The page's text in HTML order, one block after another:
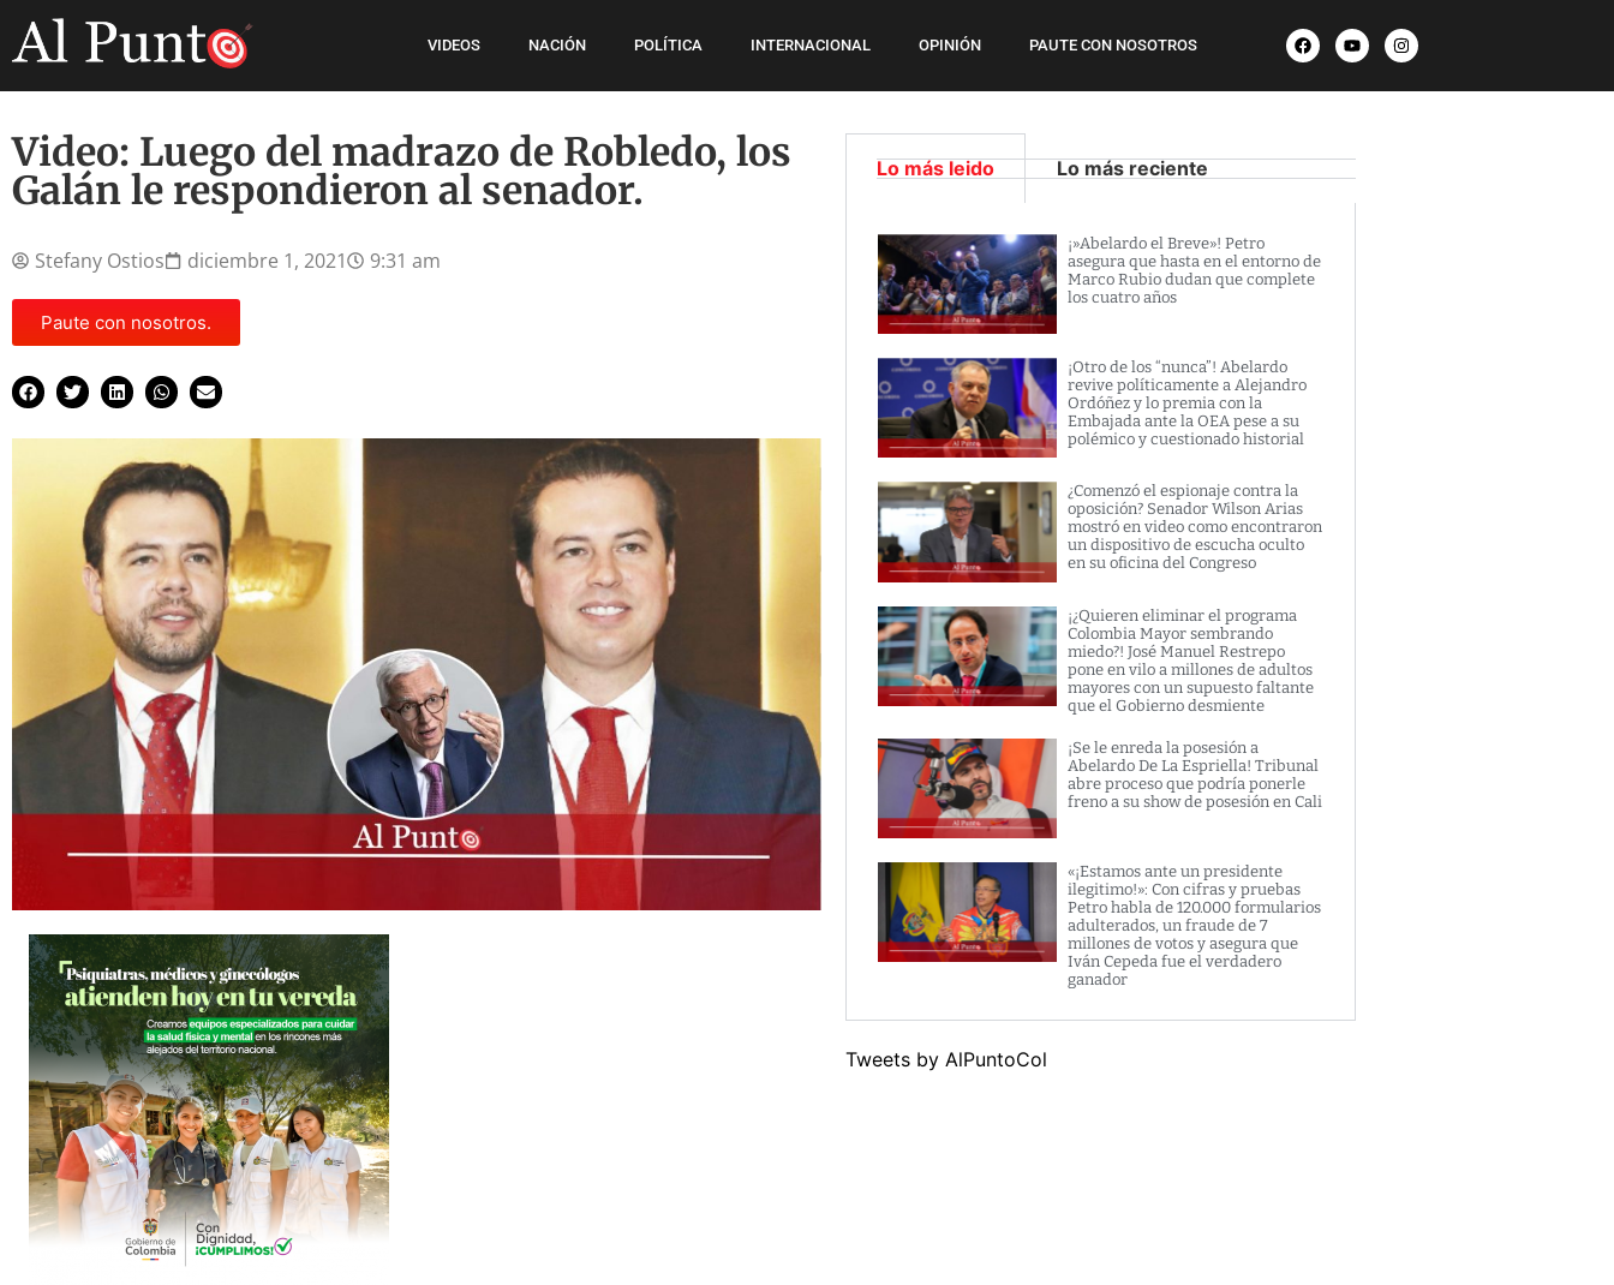
VIDEOS NACIÓN POLÍTICA INTERNACIONAL OPINIÓN PAUTE CON NOSOTROS
Video: Luego del madrazo de Robledo, los
Galán le respondieron al senador.
Stefany Ostios diciembre 1, 2021 9:31 am
Paute con nosotros.
Lo más leido Lo más reciente
¡»Abelardo el Breve»! Petro
asegura que hasta en el entorno de
Marco Rubio dudan que complete
los cuatro años
¡Otro de los “nunca”! Abelardo
revive políticamente a Alejandro
Ordóñez y lo premia con la
Embajada ante la OEA pese a su
polémico y cuestionado historial
¿Comenzó el espionaje contra la
oposición? Senador Wilson Arias
mostró en video como encontraron
un dispositivo de escucha oculto
en su oficina del Congreso
¡¿Quieren eliminar el programa
Colombia Mayor sembrando
miedo?! José Manuel Restrepo
pone en vilo a millones de adultos
mayores con un supuesto faltante
que el Gobierno desmiente
¡Se le enreda la posesión a
Abelardo De La Espriella! Tribunal
abre proceso que podría ponerle
freno a su show de posesión en Cali
«¡Estamos ante un presidente
ilegitimo!»: Con cifras y pruebas
Petro habla de 120.000 formularios
adulterados, un fraude de 7
millones de votos y asegura que
Iván Cepeda fue el verdadero
ganador
Tweets by AlPuntoCol